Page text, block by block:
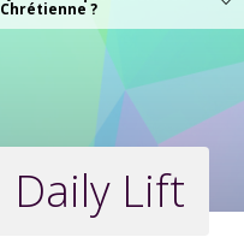
Chrétienne ?
Daily Lift